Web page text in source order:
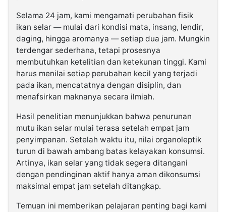
Selama 24 jam, kami mengamati perubahan fisik
ikan selar — mulai dari kondisi mata, insang, lendir,
daging, hingga aromanya — setiap dua jam. Mungkin
terdengar sederhana, tetapi prosesnya
membutuhkan ketelitian dan ketekunan tinggi. Kami
harus menilai setiap perubahan kecil yang terjadi
pada ikan, mencatatnya dengan disiplin, dan
menafsirkan maknanya secara ilmiah.
Hasil penelitian menunjukkan bahwa penurunan
mutu ikan selar mulai terasa setelah empat jam
penyimpanan. Setelah waktu itu, nilai organoleptik
turun di bawah ambang batas kelayakan konsumsi.
Artinya, ikan selar yang tidak segera ditangani
dengan pendinginan aktif hanya aman dikonsumsi
maksimal empat jam setelah ditangkap.
Temuan ini memberikan pelajaran penting bagi kami